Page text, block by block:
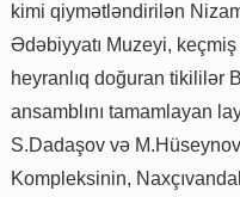
kimi qiymətləndirilən
Ədəbiyyatı Muzeyi,
heyranlıq doğuran tikililər
ansamblını tamamlayan
S.Dadaşov və
Kompleksinin,